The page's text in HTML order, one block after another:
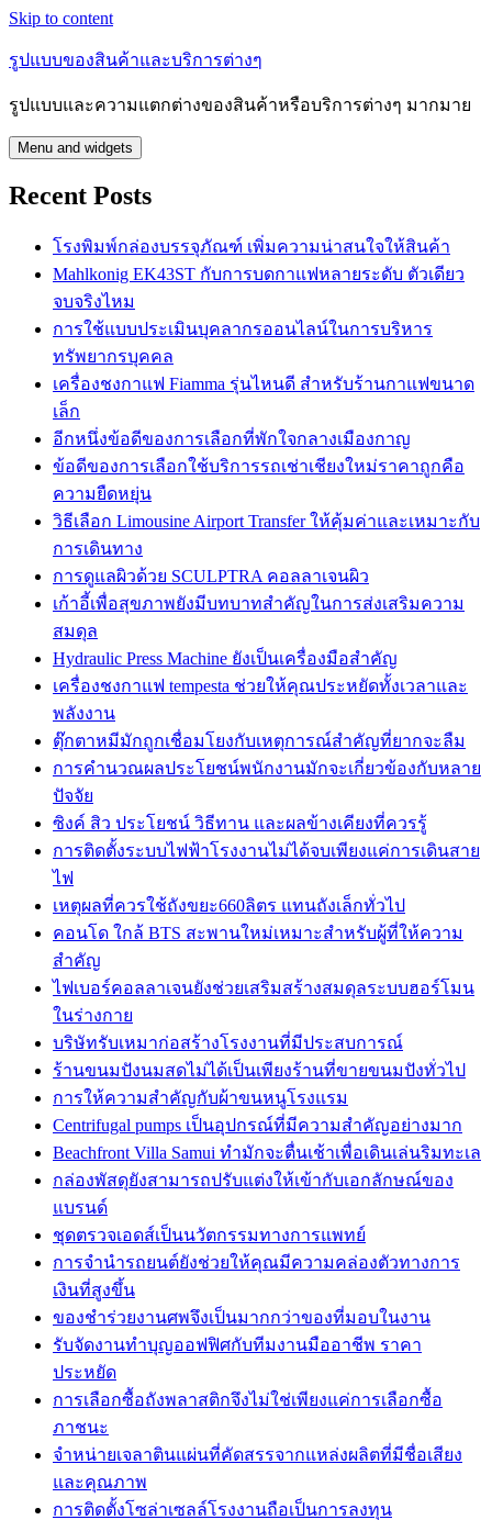
Skip to content
รูปแบบของสินค้าและบริการต่างๆ
รูปแบบและความแตกต่างของสินค้าหรือบริการต่างๆ มากมาย
Menu and widgets
Recent Posts
โรงพิมพ์กล่องบรรจุภัณฑ์ เพิ่มความน่าสนใจให้สินค้า
Mahlkonig EK43ST กับการบดกาแฟหลายระดับ ตัวเดียว
จบจริงไหม
การใช้แบบประเมินบุคลากรออนไลน์ในการบริหาร
ทรัพยากรบุคคล
เครื่องชงกาแฟ Fiamma รุ่นไหนดี สำหรับร้านกาแฟขนาด
เล็ก
อีกหนึ่งข้อดีของการเลือกที่พักใจกลางเมืองกาญ
ข้อดีของการเลือกใช้บริการรถเช่าเชียงใหม่ราคาถูกคือ
ความยืดหยุ่น
วิธีเลือก Limousine Airport Transfer ให้คุ้มค่าและเหมาะกับ
การเดินทาง
การดูแลผิวด้วย SCULPTRA คอลลาเจนผิว
เก้าอี้เพื่อสุขภาพยังมีบทบาทสำคัญในการส่งเสริมความ
สมดุล
Hydraulic Press Machine ยังเป็นเครื่องมือสำคัญ
เครื่องชงกาแฟ tempesta ช่วยให้คุณประหยัดทั้งเวลาและ
พลังงาน
ตุ๊กตาหมีมักถูกเชื่อมโยงกับเหตุการณ์สำคัญที่ยากจะลืม
การคำนวณผลประโยชน์พนักงานมักจะเกี่ยวข้องกับหลาย
ปัจจัย
ซิงค์ สิว ประโยชน์ วิธีทาน และผลข้างเคียงที่ควรรู้
การติดตั้งระบบไฟฟ้าโรงงานไม่ได้จบเพียงแค่การเดินสาย
ไฟ
เหตุผลที่ควรใช้ถังขยะ660ลิตร แทนถังเล็กทั่วไป
คอนโด ใกล้ BTS สะพานใหม่เหมาะสำหรับผู้ที่ให้ความ
สำคัญ
ไฟเบอร์คอลลาเจนยังช่วยเสริมสร้างสมดุลระบบฮอร์โมน
ในร่างกาย
บริษัทรับเหมาก่อสร้างโรงงานที่มีประสบการณ์
ร้านขนมปังนมสดไม่ได้เป็นเพียงร้านที่ขายขนมปังทั่วไป
การให้ความสำคัญกับผ้าขนหนูโรงแรม
Centrifugal pumps เป็นอุปกรณ์ที่มีความสำคัญอย่างมาก
Beachfront Villa Samui ทำมักจะตื่นเช้าเพื่อเดินเล่นริมทะเล
กล่องพัสดุยังสามารถปรับแต่งให้เข้ากับเอกลักษณ์ของ
แบรนด์
ชุดตรวจเอดส์เป็นนวัตกรรมทางการแพทย์
การจำนำรถยนต์ยังช่วยให้คุณมีความคล่องตัวทางการ
เงินที่สูงขึ้น
ของชำร่วยงานศพจึงเป็นมากกว่าของที่มอบในงาน
รับจัดงานทำบุญออฟฟิศกับทีมงานมืออาชีพ ราคา
ประหยัด
การเลือกซื้อถังพลาสติกจึงไม่ใช่เพียงแค่การเลือกซื้อ
ภาชนะ
จำหน่ายเจลาตินแผ่นที่คัดสรรจากแหล่งผลิตที่มีชื่อเสียง
และคุณภาพ
การติดตั้งโซล่าเซลล์โรงงานถือเป็นการลงทุน